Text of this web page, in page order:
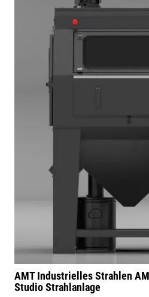
AMT Industrielles Strahlen
Studio Strahlanlage